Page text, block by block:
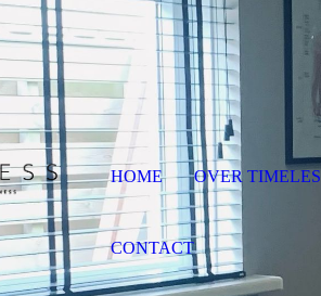
HOME OVER
CONTACT